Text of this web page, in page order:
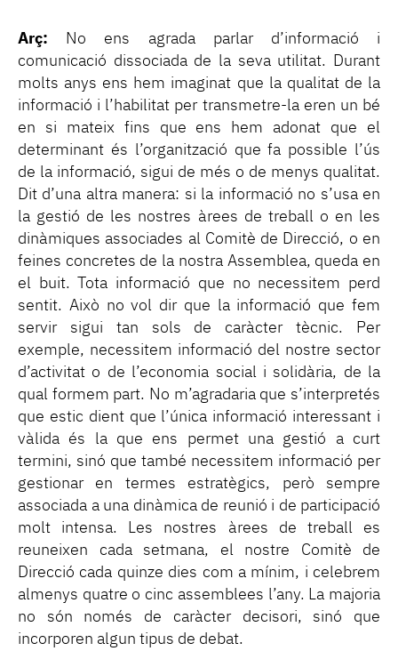
Arç: No ens agrada parlar d’informació i
comunicació dissociada de la seva utilitat. Durant
molts anys ens hem imaginat que la qualitat de la
informació i l’habilitat per transmetre-la eren un bé
en si mateix fins que ens hem adonat que el
determinant és l’organització que fa possible l’ús
de la informació, sigui de més o de menys qualitat.
Dit d’una altra manera: si la informació no s’usa en
la gestió de les nostres àrees de treball o en les
dinàmiques associades al Comitè de Direcció, o en
feines concretes de la nostra Assemblea, queda en
el buit. Tota informació que no necessitem perd
sentit. Això no vol dir que la informació que fem
servir sigui tan sols de caràcter tècnic. Per
exemple, necessitem informació del nostre sector
d’activitat o de l’economia social i solidària, de la
qual formem part. No m’agradaria que s’interpretés
que estic dient que l’única informació interessant i
vàlida és la que ens permet una gestió a curt
termini, sinó que també necessitem informació per
gestionar en termes estratègics, però sempre
associada a una dinàmica de reunió i de participació
molt intensa. Les nostres àrees de treball es
reuneixen cada setmana, el nostre Comitè de
Direcció cada quinze dies com a mínim, i celebrem
almenys quatre o cinc assemblees l’any. La majoria
no són només de caràcter decisori, sinó que
incorporen algun tipus de debat.